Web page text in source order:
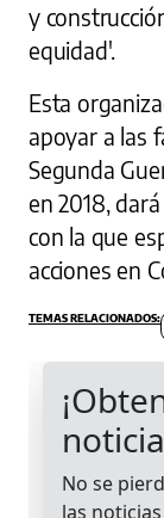
y
equidad'.
Esta
apoyar a las
Segunda
en 2018,
con la que
acciones en